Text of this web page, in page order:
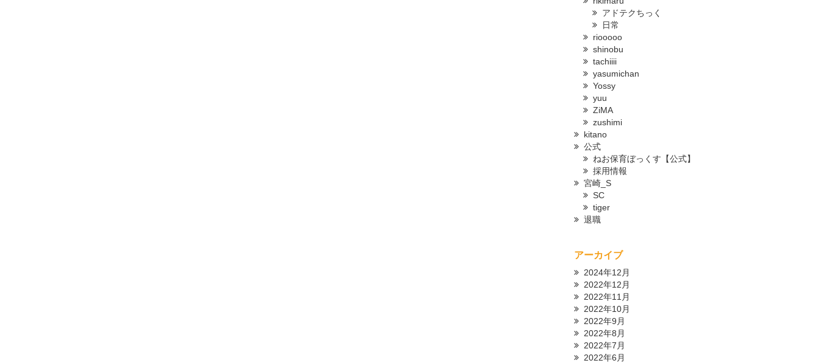
アドテクちっく
日常
riooooo
shinobu
tachiiii
yasumichan
Yossy
yuu
ZiMA
zushimi
kitano
公式
ねお保育ぼっくす【公式】
採用情報
宮崎_S
SC
tiger
退職
アーカイブ
2024年12月
2022年12月
2022年11月
2022年10月
2022年9月
2022年8月
2022年7月
2022年6月